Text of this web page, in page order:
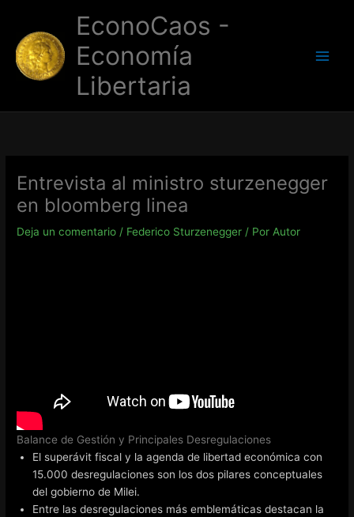
contenido
EconoCaos -
Economía
Libertaria
Entrevista al ministro sturzenegger
en bloomberg linea
Deja un comentario / Federico Sturzenegger / Por Autor
Balance de Gestión y Principales Desregulaciones
El superávit fiscal y la agenda de libertad económica con
15.000 desregulaciones son los dos pilares conceptuales
del gobierno de Milei.
Entre las desregulaciones más emblemáticas destacan la